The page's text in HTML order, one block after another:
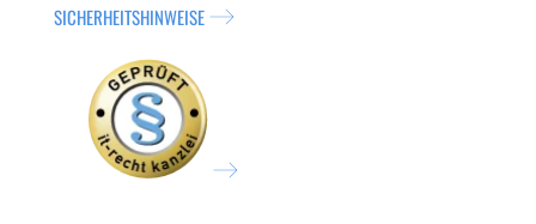
SICHERHEITSHINWEISE